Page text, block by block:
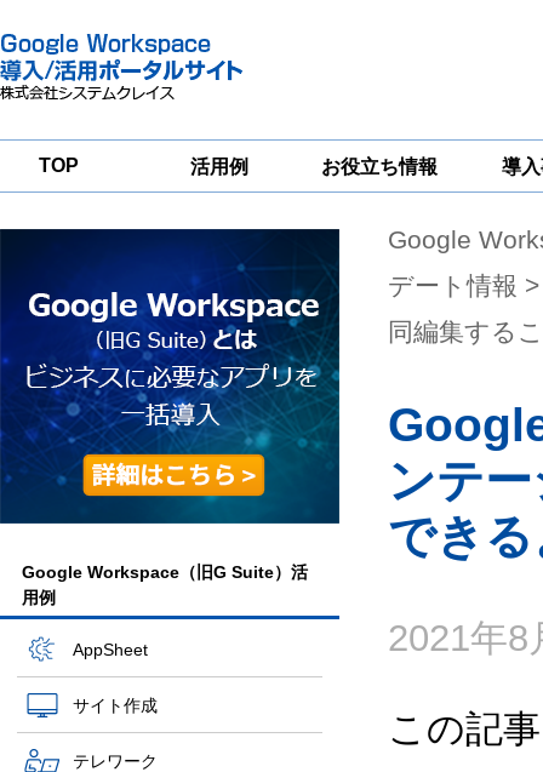
TOP 活用例 お役立ち情報
一
導
グループウェア
移行支援
Google
Workspace
セキュリティ
対策サービス
Google Workspace（旧G Suite）活
用例
AppSheet
サイト作成
テレワーク
Google
デート情報
同編集する
ンテ
でき
2021年8
この記